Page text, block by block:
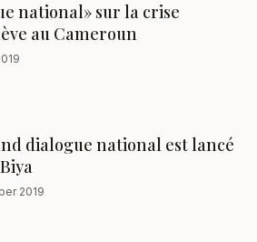
national» sur la crise
au Cameroun
dialogue national est lancé
2019